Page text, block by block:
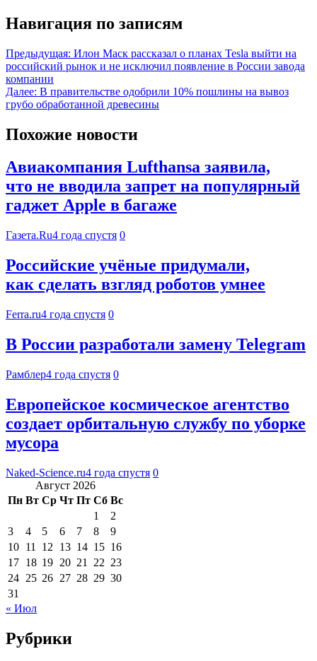
Навигация по записям
Предыдущая: Илон Маск рассказал о планах Tesla выйти на
российский рынок и не исключил появление в России завода
компании
Далее: В правительстве одобрили 10% пошлины на вывоз
грубо обработанной древесины
Похожие новости
Авиакомпания Lufthansa заявила,
что не вводила запрет на популярный
гаджет Apple в багаже
Газета.Ru4 года спустя 0
Российские учёные придумали,
как сделать взгляд роботов умнее
Ferra.ru4 года спустя 0
В России разработали замену Telegram
Рамблер4 года спустя 0
Европейское космическое агентство
создает орбитальную службу по уборке
мусора
Naked-Science.ru4 года спустя 0
Август 2026
Пн Вт Ср Чт Пт Сб Вс
1
2
3
4 5 6 7 8
9
10 11 12 13 14 15 16
17 18 19 20 21 22 23
24 25 26 27 28 29 30
31
« Июл
Рубрики